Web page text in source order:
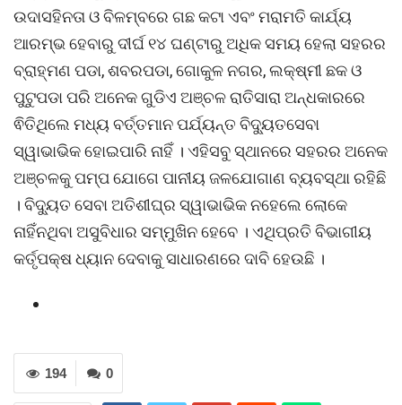
ଉଦାସହିନତା ଓ ବିଳମ୍ବରେ ଗଛ କଟା ଏବଂ ମରାମତି କାର୍ଯ୍ୟ
ଆରମ୍ଭ ହେବାରୁ ଦୀର୍ଘ ୧୪ ଘଣ୍ଟାରୁ ଅଧିକ ସମୟ ହେଲା ସହରର
ବ୍ରାହ୍ମଣ ପଡା, ଶବରପଡା, ଗୋକୁଳ ନଗର, ଲକ୍ଷ୍ମୀ ଛକ ଓ
ପୁଟୁପଡା ପରି ଅନେକ ଗୁଡିଏ ଅଞ୍ଚଳ ରାତିସାରା ଅନ୍ଧକାରରେ
ଵିତିଥିଲେ ମଧ୍ୟ ବର୍ତ୍ତମାନ ପର୍ଯ୍ୟନ୍ତ ବିଦ୍ୟୁତସେବା
ସ୍ୱାଭାଭିକ ହୋଇପାରି ନାହିଁ । ଏହିସବୁ ସ୍ଥାନରେ ସହରର ଅନେକ
ଅଞ୍ଚଳକୁ ପମ୍ପ ଯୋଗେ ପାନୀୟ ଜଳଯୋଗାଣ ବ୍ୟବସ୍ଥା ରହିଛି
। ବିଦ୍ୟୁତ ସେବା ଅତିଶୀଘ୍ର ସ୍ୱାଭାଭିକ ନହେଲେ ଲୋକେ
ନାହିଁନଥିବା ଅସୁବିଧାର ସମ୍ମୁଖିନ ହେବେ । ଏଥିପ୍ରତି ବିଭାଗୀୟ
କର୍ତୃପକ୍ଷ ଧ୍ୟାନ ଦେବାକୁ ସାଧାରଣରେ ଦାବି ହେଉଛି ।
0
194